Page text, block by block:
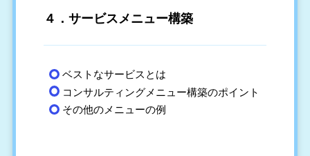
４．サービスメニュー構築
ベストなサービスとは
コンサルティングメニュー構築のポイント
その他のメニューの例